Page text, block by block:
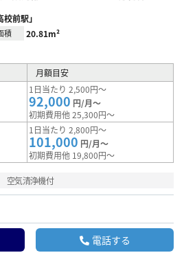
前駅」
積 20.81m²
月額目安
1日当たり 2,500円～
92,000 円/月～
初期費用他 25,300円～
1日当たり 2,800円～
101,000 円/月～
初期費用他 19,800円～
空気清浄機付
電話する